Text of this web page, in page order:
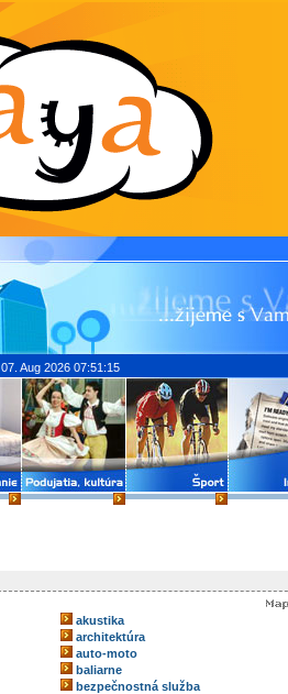
07. Aug 2026 07:51:15
akustika
architektúra
auto-moto
baliarne
bezpečnostná služba